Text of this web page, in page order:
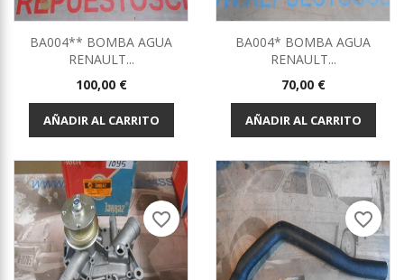
BA004** BOMBA AGUA
RENAULT...
Precio
100,00 €
AÑADIR AL CARRITO
BA004* BOMBA AGUA
RENAULT...
Precio
70,00 €
AÑADIR AL CARRITO
favorite_border favorite_border